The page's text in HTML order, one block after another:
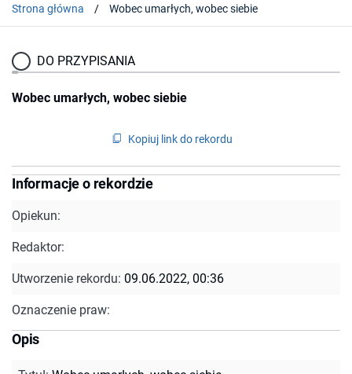
Strona główna Wobec umarłych, wobec siebie
DO PRZYPISANIA
Wobec umarłych, wobec siebie
Kopiuj link do rekordu
Informacje o rekordzie
Opiekun:
Redaktor:
Utworzenie rekordu: 09.06.2022, 00:36
Oznaczenie praw:
Opis